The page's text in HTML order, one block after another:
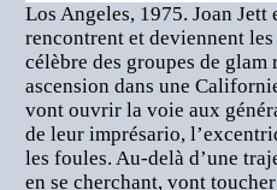
Los Angeles, 1975. Joan
rencontrent et deviennent
célèbre des groupes de
ascension dans une
vont ouvrir la voie aux
de leur imprésario,
les foules. Au-delà d’une
en se cherchant, vont